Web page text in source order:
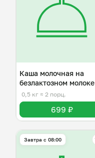
Каша молочная на
безлактозном молоке
0,5 кг ≈ 2 порц.
699 ₽
Завтра c 08:00